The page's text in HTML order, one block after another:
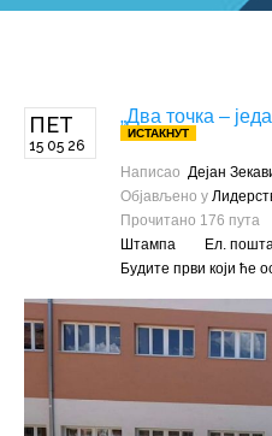
ПЕТ
15 05 26
„Два точка –
ИСТАКНУТ
Написао Дејан
Објављено у
Прочитано 176 пута
Штампа
Ел.
Будите први који ће